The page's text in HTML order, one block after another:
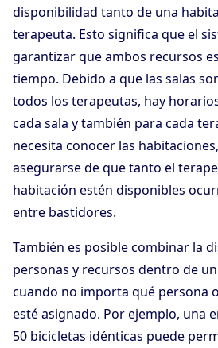
disponibilidad tanto de una
terapeuta. Esto significa que el
garantizar que ambos recursos
tiempo. Debido a que las salas
todos los terapeutas, hay
cada sala y también para cada
necesita conocer las
asegurarse de que tanto el
habitación estén disponibles
entre bastidores.
También es posible combinar la
personas y recursos dentro de
cuando no importa qué persona
esté asignado. Por ejemplo, una
50 bicicletas idénticas puede